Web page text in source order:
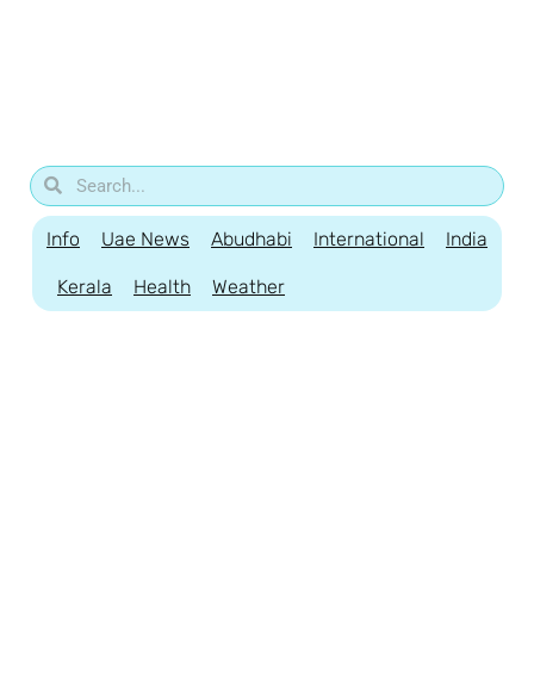
Info Uae News Abudhabi International India
Kerala Health Weather